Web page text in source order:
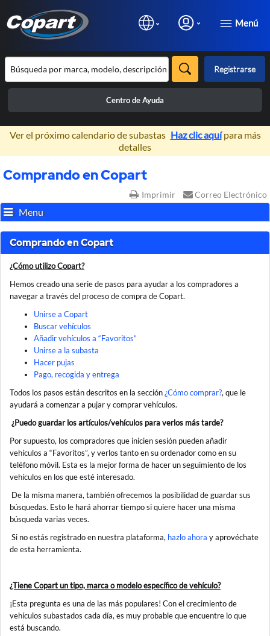
Menú
Registrarse
Centro de Ayuda
×
Ver el próximo calendario de subastas Haz clic aquípara más
detalles
Comprando en Copart
Imprimir Correo Electrónico
Menu
Comprando en Copart
¿Cómo utilizo Copart?
Hemos creado una serie de pasos para ayudar a los compradores a
navegar a través del proceso de compra de Copart.
Unirse a Copart
Buscar vehículos
Añadir vehículos a “Favoritos”
Unirse a la subasta
Hacer pujas
Pago, recogida y entrega
Todos los pasos están descritos en la sección¿Cómo comprar?, que le
ayudará a comenzar a pujar y comprar vehículos.
¿Puedo guardar los artículos/vehículos para verlos más tarde?
Por supuesto, los compradores que inicien sesión pueden añadir
vehículos a “Favoritos”, y verlos tanto en su ordenador como en su
teléfono móvil. Esta es la mejor forma de hacer un seguimiento de los
vehículos en los que esté interesado.
De la misma manera, también ofrecemos la posibilidad de guardar sus
búsquedas. Esto le hará ahorrar tiempo si quiere hacer una misma
búsqueda varias veces.
Si no estás registrado en nuestra plataforma, hazlo ahora y aprovéchate
de esta herramienta.
¿Tiene Copart un tipo, marca o modelo específico de vehículo?
¡Esta pregunta es una de las más populares! Con el crecimiento de
vehículos subastados cada día, es muy probable que encuentre lo que
está buscando.